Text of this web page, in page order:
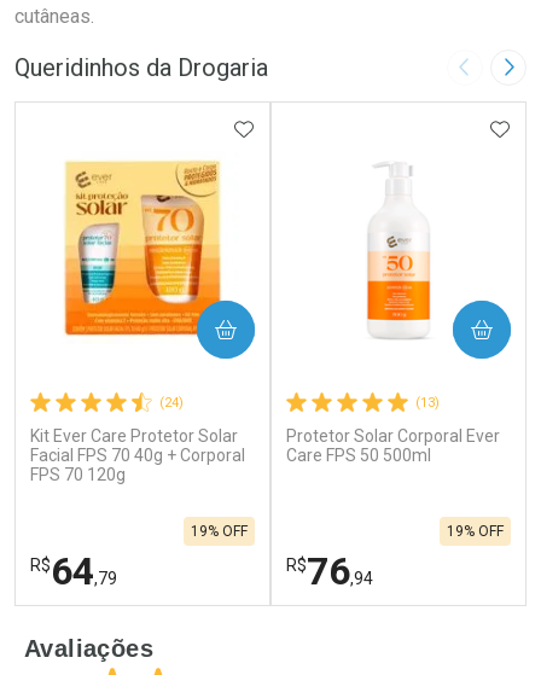
cutâneas.
Queridinhos da Drogaria Imagem
(24)
Kit Ever Care Protetor Solar
Facial FPS 70 40g + Corporal
FPS 70 120g
R$64,79
19% OFF
ADICIONAR AOS FAVORITOS
COMPRAR
(13)
Protetor Solar Corporal Ever
Care FPS 50 500ml
R$76,94
19% OFF
COMPRAR
Avaliações